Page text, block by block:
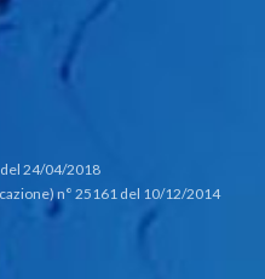
energetica
materiali e accessori)
24/04/2018
n° 25161 del 10/12/2014